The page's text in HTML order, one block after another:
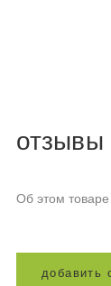
отзывы
Об этом товаре
добавит ь